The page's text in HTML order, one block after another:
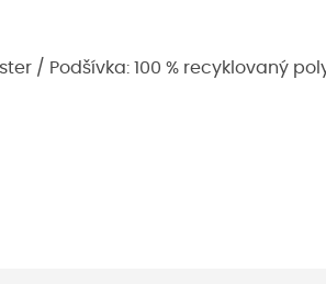
/ Podšívka: 100 % recyklovaný